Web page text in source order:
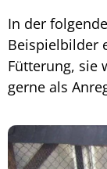
In der
Beispielbilder
Fütterung, sie
gerne als